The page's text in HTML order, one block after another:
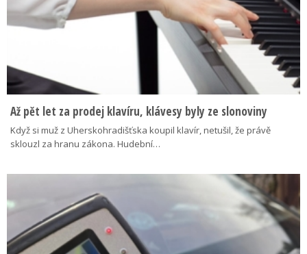
Až pět let za prodej klavíru, klávesy byly ze slonoviny
Když si muž z Uherskohradišťska koupil klavír, netušil, že právě
sklouzl za hranu zákona. Hudební…